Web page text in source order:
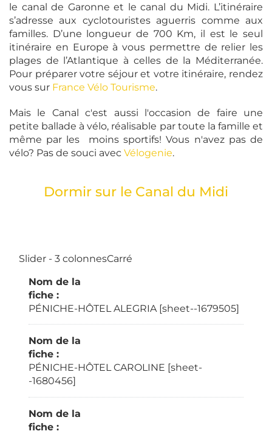
le canal de Garonne et le canal du Midi. L’itinéraire
s’adresse aux cyclotouristes aguerris comme aux
familles. D’une longueur de 700 Km, il est le seul
itinéraire en Europe à vous permettre de relier les
plages de l’Atlantique à celles de la Méditerranée.
Pour préparer votre séjour et votre itinéraire, rendez
vous sur France Vélo Tourisme.
Mais le Canal c'est aussi l'occasion de faire une
petite ballade à vélo, réalisable par toute la famille et
même par les moins sportifs! Vous n'avez pas de
vélo? Pas de souci avec Vélogenie.
Dormir sur le Canal du Midi
Slider - 3 colonnesCarré
Nom de la
fiche :
PÉNICHE-HÔTEL ALEGRIA [sheet--1679505]
Nom de la
fiche :
PÉNICHE-HÔTEL CAROLINE [sheet-
-1680456]
Nom de la
fiche :